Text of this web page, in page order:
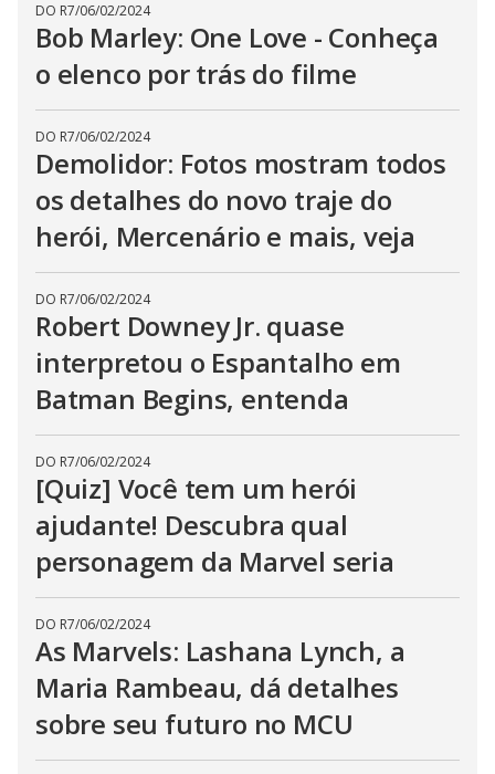
DO R7/06/02/2024
Bob Marley: One Love - Conheça
o elenco por trás do filme
DO R7/06/02/2024
Demolidor: Fotos mostram todos
os detalhes do novo traje do
herói, Mercenário e mais, veja
DO R7/06/02/2024
Robert Downey Jr. quase
interpretou o Espantalho em
Batman Begins, entenda
DO R7/06/02/2024
[Quiz] Você tem um herói
ajudante! Descubra qual
personagem da Marvel seria
DO R7/06/02/2024
As Marvels: Lashana Lynch, a
Maria Rambeau, dá detalhes
sobre seu futuro no MCU